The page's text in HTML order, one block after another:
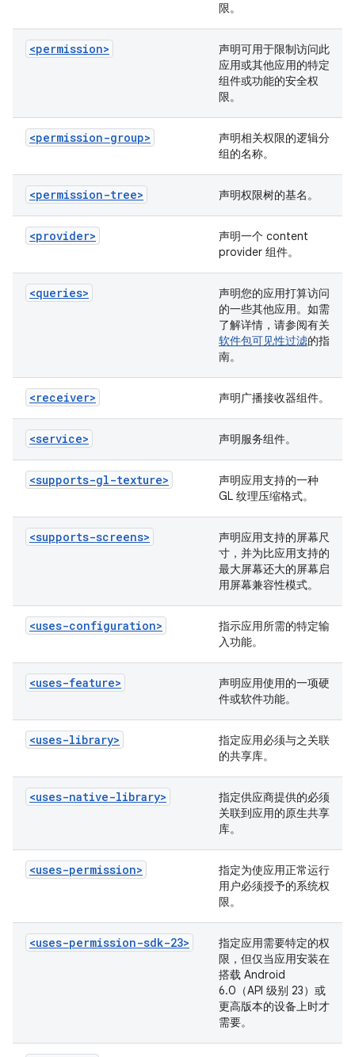
限。
<permission>
声明可用于限制访问此
应用或其他应用的特定
组件或功能的安全权
限。
<permission-group>
声明相关权限的逻辑分
组的名称。
<permission-tree> 声明权限树的基名。
<provider>
声明一个 content
provider 组件。
<queries>
声明您的应用打算访问
的一些其他应用。如需
了解详情，请参阅有关
软件包可见性过滤的指
南。
<receiver> 声明广播接收器组件。
<service> 声明服务组件。
<supports-gl-texture>
声明应用支持的一种
GL 纹理压缩格式。
<supports-screens>
声明应用支持的屏幕尺
寸，并为比应用支持的
最大屏幕还大的屏幕启
用屏幕兼容性模式。
<uses-configuration>
指示应用所需的特定输
入功能。
<uses-feature>
声明应用使用的一项硬
件或软件功能。
<uses-library>
指定应用必须与之关联
的共享库。
<uses-native-library>
指定供应商提供的必须
关联到应用的原生共享
库。
<uses-permission>
指定为使应用正常运行
用户必须授予的系统权
限。
<uses-permission-sdk-23>
指定应用需要特定的权
限，但仅当应用安装在
搭载 Android
6.0（API 级别 23）或
更高版本的设备上时才
需要。